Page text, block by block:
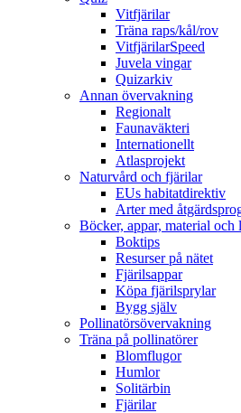
Vitfjärilar
Träna raps/kål/rov
VitfjärilarSpeed
Juvela vingar
Quizarkiv
Annan övervakning
Regionalt
Faunaväkteri
Internationellt
Atlasprojekt
Naturvård och fjärilar
EUs habitatdirektiv
Arter med
Böcker, appar, material och
Boktips
Resurser på nätet
Fjärilsappar
Köpa fjärilsprylar
Bygg själv
Pollinatörsövervakning
Träna på pollinatörer
Blomflugor
Humlor
Solitärbin
Fjärilar